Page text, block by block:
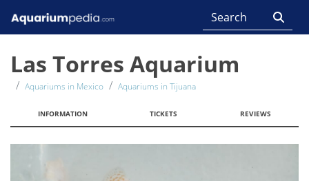
Las Torres Aquarium
Aquariums in Mexico Aquariums in Tijuana
INFORMATION TICKETS REVIEWS